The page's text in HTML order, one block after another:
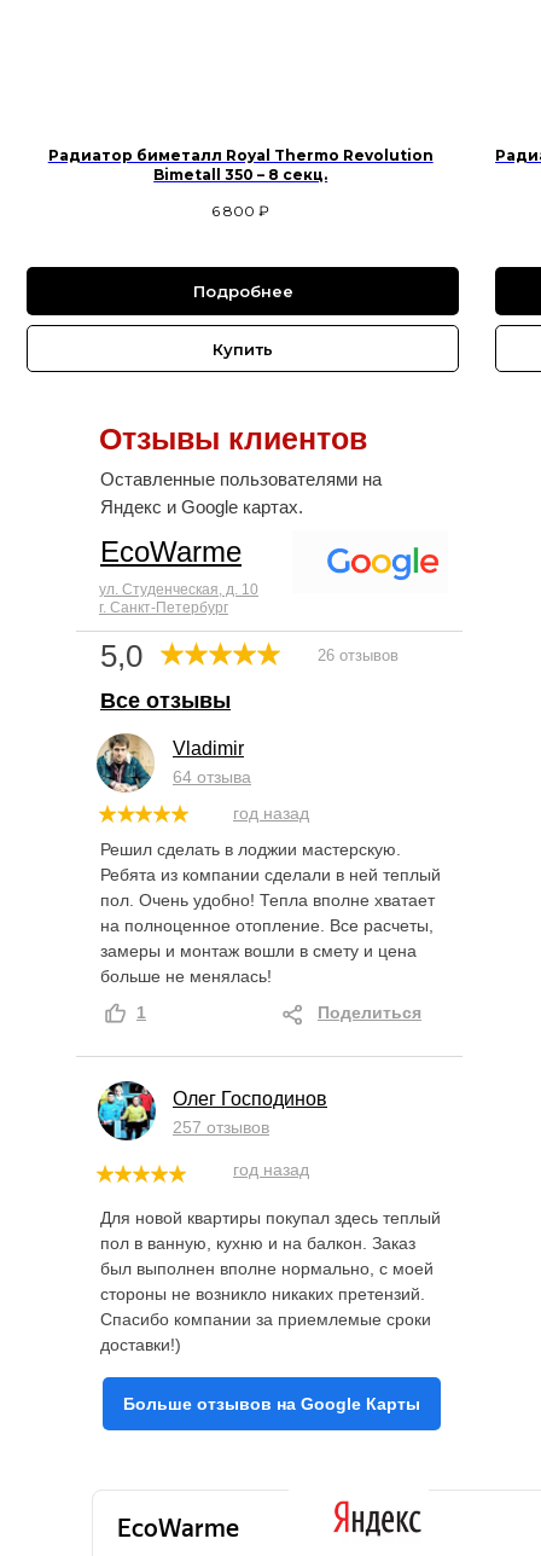
Радиатор биметалл Royal Thermo Revolution
Bimetall 350 – 8 секц.
6 800 ₽
Подробнее
Купить
Отзывы клиентов
Оставленные пользователями на
Яндекс и Google картах.
5,0
ул. Студенческая, д. 10
г. Санкт-Петербург
EcoWarme
26 отзывов
Все отзывы
Vladimir
64 отзыва
год назад
Решил сделать в лоджии мастерскую.
Ребята из компании сделали в ней теплый
пол. Очень удобно! Тепла вполне хватает
на полноценное отопление. Все расчеты,
замеры и монтаж вошли в смету и цена
больше не менялась!
1
Поделиться
Олег Господинов
257 отзывов
год назад
Для новой квартиры покупал здесь теплый
пол в ванную, кухню и на балкон. Заказ
был выполнен вполне нормально, с моей
стороны не возникло никаких претензий.
Спасибо компании за приемлемые сроки
доставки!)
Больше отзывов на Google Карты